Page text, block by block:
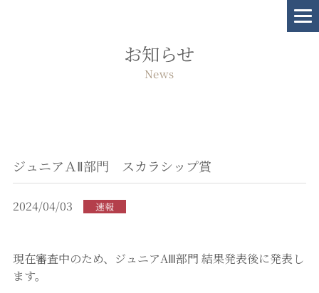
お知らせ
News
ジュニアＡⅡ部門 スカラシップ賞
2024/04/03 速報
現在審査中のため、ジュニアAⅢ部門 結果発表後に発表し
ます。